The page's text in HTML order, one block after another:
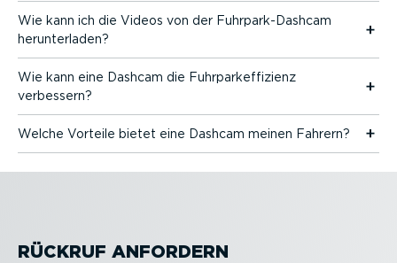
Wie kann ich die Videos von der Fuhrpar­k-Da­shcam
herun­ter­laden?
Wie kann eine Dashcam die Fuhrpar­k­ef­fi­zienz
verbessern?
Welche Vorteile bietet eine Dashcam meinen Fahrern?
RÜCKRUF ANFORDERN